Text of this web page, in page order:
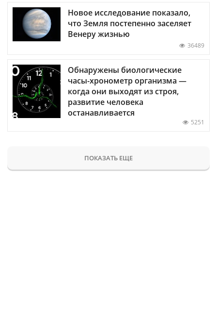
Новое исследование показало,
что Земля постепенно заселяет
Венеру жизнью
36489
Обнаружены биологические
часы-хронометр организма —
когда они выходят из строя,
развитие человека
останавливается
5251
ПОКАЗАТЬ ЕЩЕ